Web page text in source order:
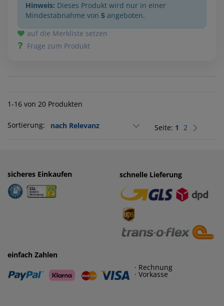
Hinweis: Dieses Produkt wird nur in einer
Mindestabnahme von 5 angeboten.
auf die Merkliste setzen
Frage zum Produkt
1-16 von 20 Produkten
Sortierung: Seite: 1 2
sicheres Einkaufen einfaches Zahlen
· Rechnung
· Vorkasse
schnelle Lieferung
einfach Zahlen
· Rechnung
· Vorkasse